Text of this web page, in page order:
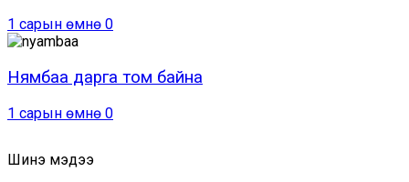
1 сарын өмнө 0
Нямбаа дарга том байна
1 сарын өмнө 0
Шинэ мэдээ